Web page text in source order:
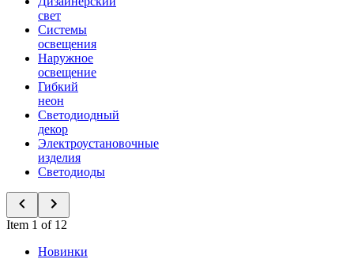
свет
Системы
освещения
Наружное
освещение
Гибкий
неон
Светодиодный
декор
Электроустановочные
изделия
Светодиоды
Item 1 of 12
Новинки